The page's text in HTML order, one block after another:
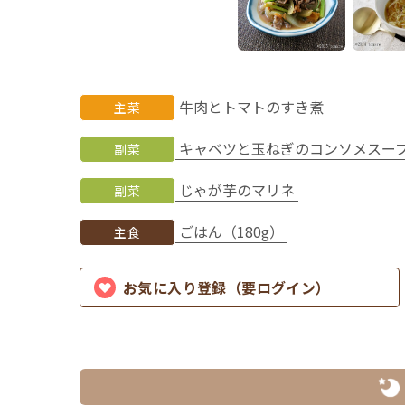
主菜 牛肉とトマトのすき煮
副菜 キャベツと玉ねぎのコンソメスー
副菜 じゃが芋のマリネ
主食 ごはん（180g）
お気に入り登録（要ログイン）